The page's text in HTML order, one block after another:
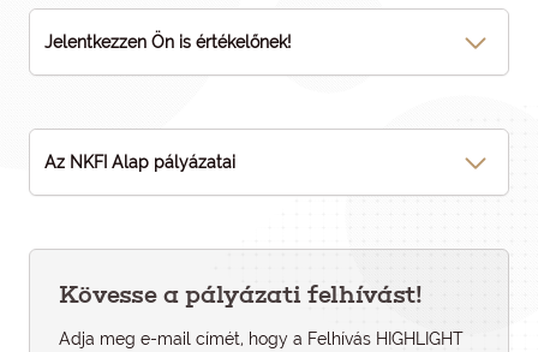
Jelentkezzen Ön is értékelőnek!
Az NKFI Alap pályázatai
Kövesse a pályázati felhívást!
Adja meg e-mail címét, hogy a Felhívás HIGHLIGHT